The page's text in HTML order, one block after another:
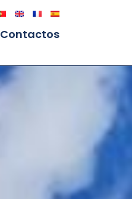
Contactos